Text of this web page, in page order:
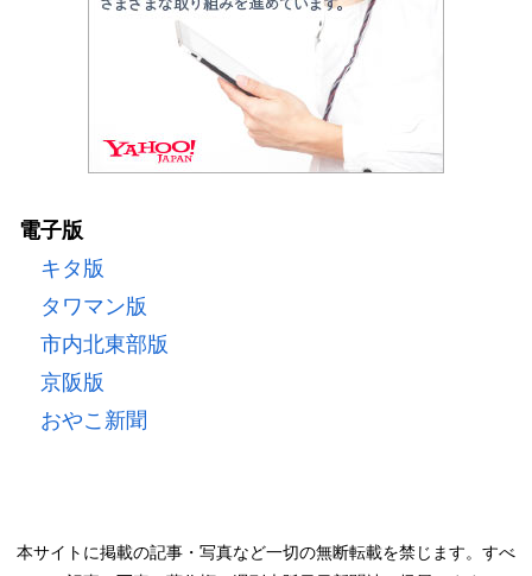
電子版
キタ版
タワマン版
市内北東部版
京阪版
おやこ新聞
本サイトに掲載の記事・写真など一切の無断転載を禁じます。すべ